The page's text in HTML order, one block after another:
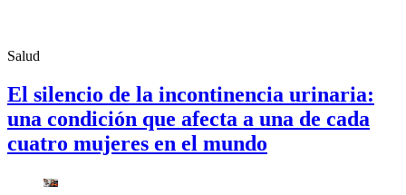
Salud
El silencio de la incontinencia urinaria:
una condición que afecta a una de cada
cuatro mujeres en el mundo